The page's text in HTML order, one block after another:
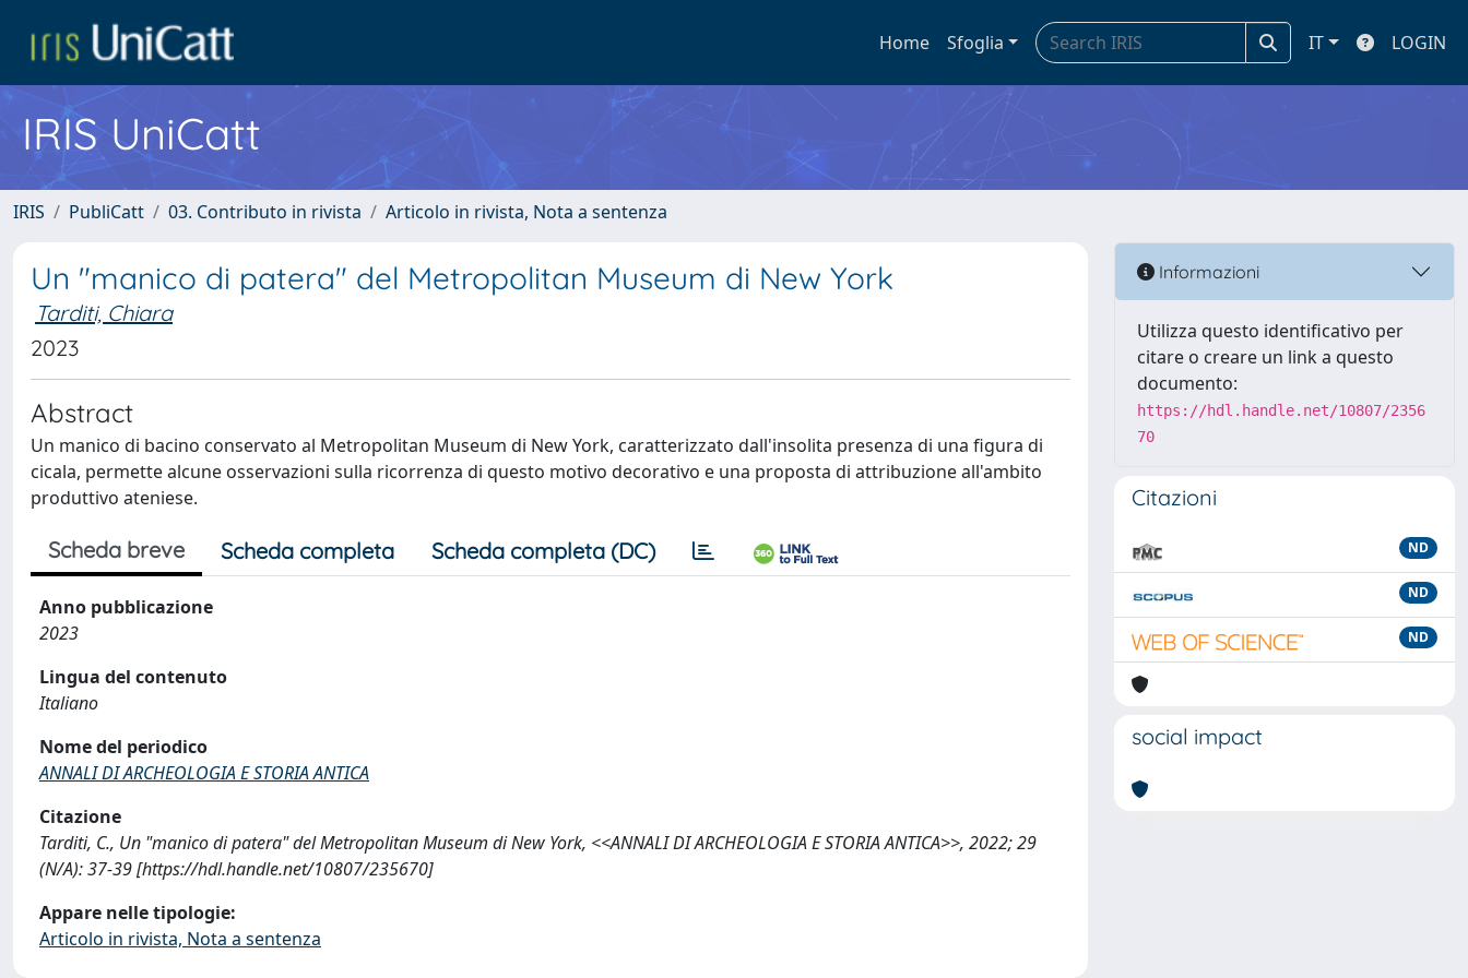
Home Sfoglia IT LOGIN
IRIS UniCatt
IRIS PubliCatt 03. Contributo in rivista Articolo in rivista, Nota a sentenza
Un "manico di patera" del Metropolitan Museum di New York
Tarditi, Chiara
2023
Abstract
Un manico di bacino conservato al Metropolitan Museum di New York, caratterizzato dall'insolita presenza di una figura di
cicala, permette alcune osservazioni sulla ricorrenza di questo motivo decorativo e una proposta di attribuzione all'ambito
produttivo ateniese.
Scheda breve Scheda completa Scheda completa (DC)
Anno pubblicazione
2023
Lingua del contenuto
Italiano
Nome del periodico
ANNALI DI ARCHEOLOGIA E STORIA ANTICA
Citazione
Tarditi, C., Un "manico di patera" del Metropolitan Museum di New York, <<ANNALI DI ARCHEOLOGIA E STORIA ANTICA>>, 2022; 29
(N/A): 37-39 [https://hdl.handle.net/10807/235670]
Appare nelle tipologie:
Articolo in rivista, Nota a sentenza
Informazioni
Utilizza questo identificativo per
citare o creare un link a questo
documento:
https://hdl.handle.net/10807/2356
70
Citazioni
ND
ND
ND
social impact